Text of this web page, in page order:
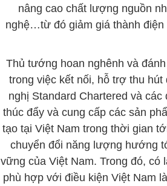
nâng cao chất lượng nguồn
nghệ…từ đó giảm giá thành điện
Thủ tướng hoan nghênh và
trong việc kết nối, hỗ trợ thu
nghị Standard Chartered và
thúc đẩy và cung cấp các sản
tạo tại Việt Nam trong thời gian
chuyển đổi năng lượng hướng
vững của Việt Nam. Trong đó, có
phù hợp với điều kiện Việt Nam